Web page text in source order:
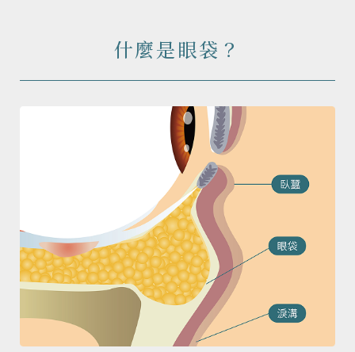
什麼是眼袋？